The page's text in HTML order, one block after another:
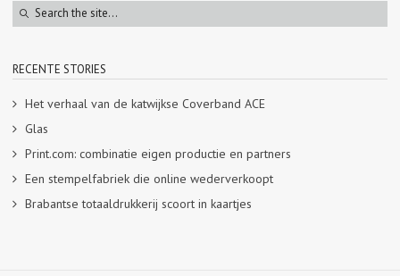
RECENTE STORIES
Het verhaal van de katwijkse Coverband ACE
Glas
Print.com: combinatie eigen productie en partners
Een stempelfabriek die online wederverkoopt
Brabantse totaaldrukkerij scoort in kaartjes